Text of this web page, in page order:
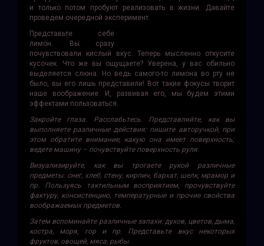
и только потом пробуют реализовать в жизни. Давайте
проведем очередной эксперимент.
Представьте себе
лимон. Вы сразу
почувствовали кислый вкус. Теперь мысленно откусите
кусочек. Что же вы ощущаете? Уверена, у вас обильно
выделяется слюна. Но ведь самого-то лимона во рту не
было, вы его лишь представили! Вот такие фокусы творит
наше воображение. И, развивая его, мы будем этими
эффектами пользоваться.
Закройте глаза. Расслабьтесь. Представляйте, как вы
выполняете различные действия: пишите авторучкой, при
этом обратите внимание, какую она имеет поверхность;
ведете машину – почувствуйте поверхность руля.
Визуализируйте, как вы трогаете рукой различные
предметы: снег, хлеб, стену, кирпич, бархат, шелк, мрамор и
пр. Пользуясь тактильным восприятием, прочувствуйте
фактуру, консистенцию, температурные и прочие свойства
воображаемых предметов.
Затем вспоминайте различные запахи: духов, цветов, дыма,
костра, моря, гор и пр. Представьте вкус некоторых
фруктов, овощей, мяса, рыбы.